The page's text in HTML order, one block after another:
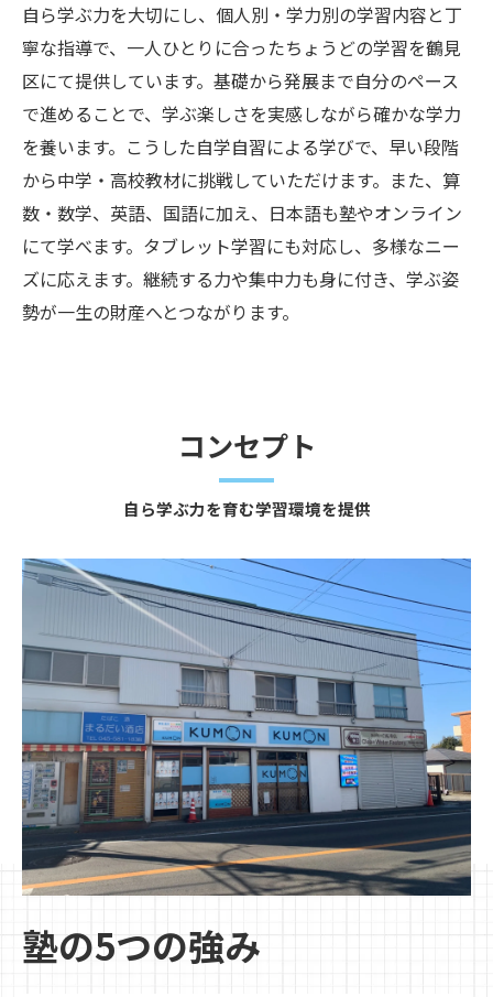
自ら学ぶ力を大切にし、個人別・学力別の学習内容と丁
寧な指導で、一人ひとりに合ったちょうどの学習を鶴見
区にて提供しています。基礎から発展まで自分のペース
で進めることで、学ぶ楽しさを実感しながら確かな学力
を養います。こうした自学自習による学びで、早い段階
から中学・高校教材に挑戦していただけます。また、算
数・数学、英語、国語に加え、日本語も塾やオンライン
にて学べます。タブレット学習にも対応し、多様なニー
ズに応えます。継続する力や集中力も身に付き、学ぶ姿
勢が一生の財産へとつながります。
自ら学ぶ力を育む学習環境を提供
コンセプト
塾の5つの強み